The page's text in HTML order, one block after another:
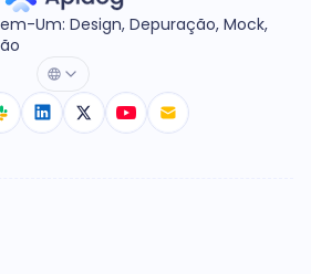
Um: Design, Depuração, Mock,